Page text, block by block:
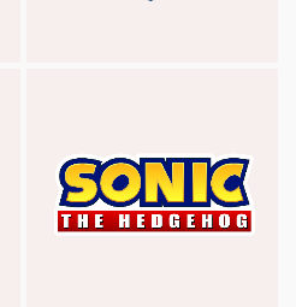
PAW PATROL